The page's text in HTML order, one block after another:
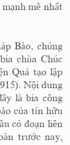
mẽ nhất
Bảo, chúng
chùa Chúc
Quả tạo lập
Nội dung
là bia công
của tín hữu
có đoạn liên
trước nay,